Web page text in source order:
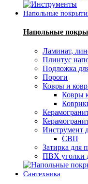
Напольные
Напольные
Ламинат,
Плинтус
Подложка
Пороги
Ковры и
Ковры
Инструмент
СВП
Затирка для
ПВХ уголки
Сантехника